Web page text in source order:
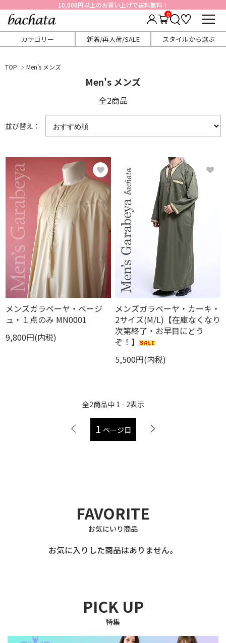
10,000円以上のお買い上げで送料無料！
0
カテゴリー 新着/再入荷/SALE スタイルから選ぶ
TOP Men's メンズ
Men's メンズ
全2商品
並び替え：
メンズガラベーヤ・ベージ
ュ・１点のみ MN0001
9,800円(内税)
メンズガラベーヤ・カーキ・
2サイズ(M/L)【在庫なくなり
次第終了・お早目にどう
ぞ！】
5,500円(内税)
全2商品中 1 - 2表示
1 ページ目
FAVORITE
お気にいり商品
お気に入りした商品はありません。
PICK UP
特集